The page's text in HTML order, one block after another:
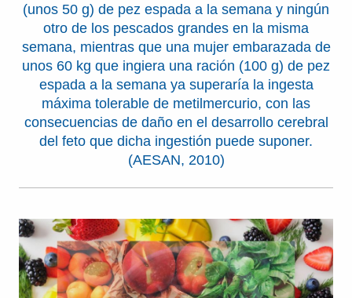
(unos 50 g) de pez espada a la semana y ningún
otro de los pescados grandes en la misma
semana, mientras que una mujer embarazada de
unos 60 kg que ingiera una ración (100 g) de pez
espada a la semana ya superaría la ingesta
máxima tolerable de metilmercurio, con las
consecuencias de daño en el desarrollo cerebral
del feto que dicha ingestión puede suponer.
(AESAN, 2010)